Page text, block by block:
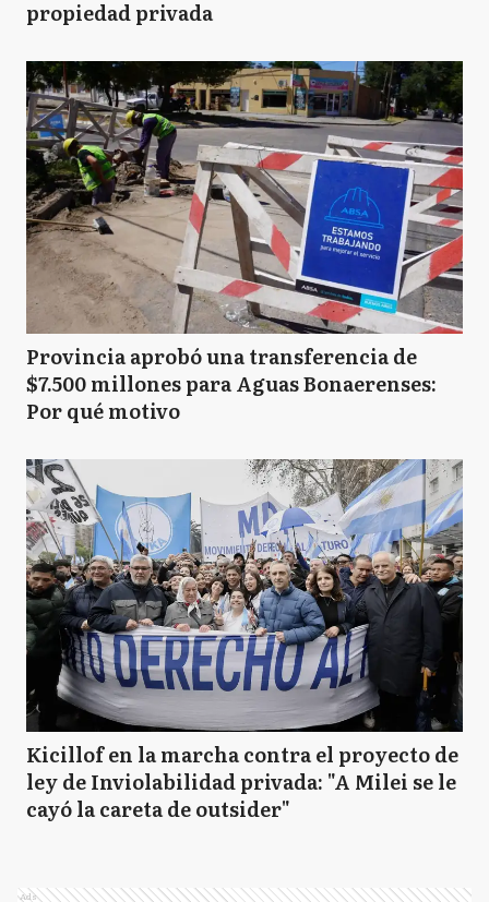
propiedad privada
Provincia aprobó una transferencia de
$7.500 millones para Aguas Bonaerenses:
Por qué motivo
Kicillof en la marcha contra el proyecto de
ley de Inviolabilidad privada: "A Milei se le
cayó la careta de outsider"
Ads